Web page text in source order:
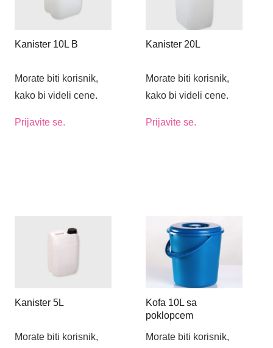
Kanister 10L B
Morate biti korisnik,
kako bi videli cene.
Prijavite se.
Kanister 20L
Morate biti korisnik,
kako bi videli cene.
Prijavite se.
Kanister 5L
Morate biti korisnik,
Kofa 10L sa
poklopcem
Morate biti korisnik,